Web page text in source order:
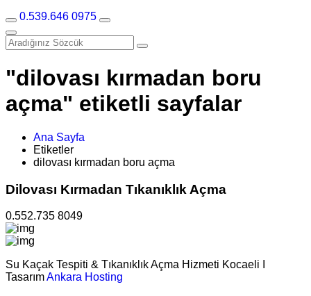
0.539.646 0975
"dilovası kırmadan boru
açma" etiketli sayfalar
Ana Sayfa
Etiketler
dilovası kırmadan boru açma
Dilovası Kırmadan Tıkanıklık Açma
0.552.735 8049
Su Kaçak Tespiti & Tıkanıklık Açma Hizmeti Kocaeli I
TasarımAnkara Hosting